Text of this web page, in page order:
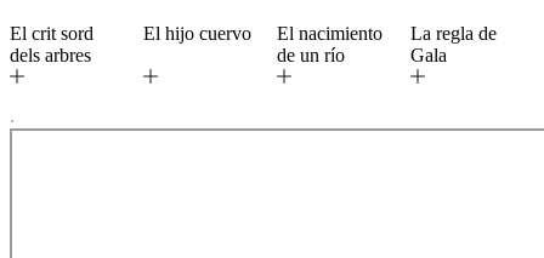
El crit sord
dels arbres
El hijo cuervo
El nacimiento
de un río
La regla de
Gala